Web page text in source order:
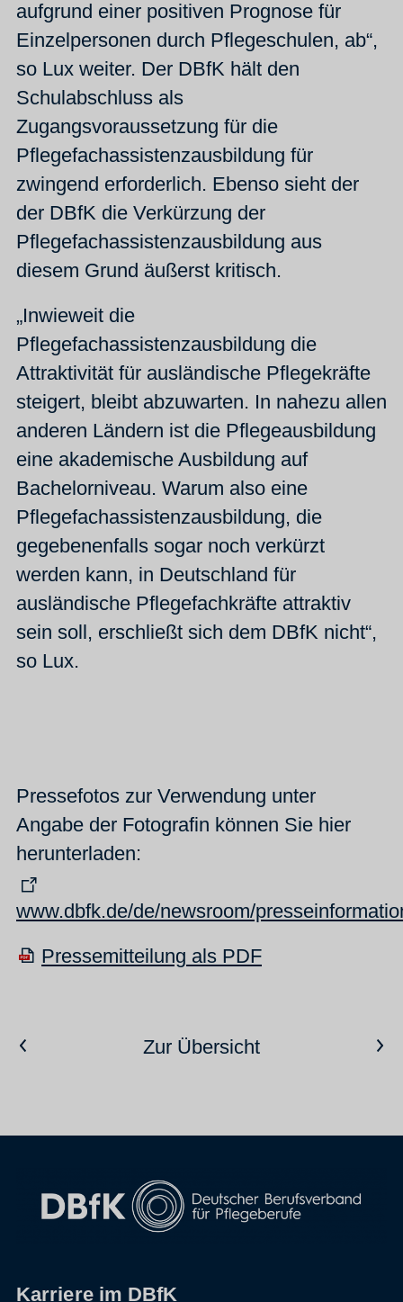
aufgrund einer positiven Prognose für
Einzelpersonen durch Pflegeschulen, ab“,
so Lux weiter. Der DBfK hält den
Schulabschluss als
Zugangsvoraussetzung für die
Pflegefachassistenzausbildung für
zwingend erforderlich. Ebenso sieht der
der DBfK die Verkürzung der
Pflegefachassistenzausbildung aus
diesem Grund äußerst kritisch.
„Inwieweit die
Pflegefachassistenzausbildung die
Attraktivität für ausländische Pflegekräfte
steigert, bleibt abzuwarten. In nahezu allen
anderen Ländern ist die Pflegeausbildung
eine akademische Ausbildung auf
Bachelorniveau. Warum also eine
Pflegefachassistenzausbildung, die
gegebenenfalls sogar noch verkürzt
werden kann, in Deutschland für
ausländische Pflegefachkräfte attraktiv
sein soll, erschließt sich dem DBfK nicht“,
so Lux.
Pressefotos zur Verwendung unter
Angabe der Fotografin können Sie hier
herunterladen:
www.dbfk.de/de/newsroom/
Pressemitteilung als PDF
Vorheriger ArtikelZur ÜbersichtNächster Artikel
Karriere im DBfK